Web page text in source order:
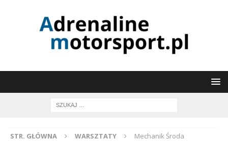
STR. GŁÓWNA WARSZTATY
Mechanik Środa